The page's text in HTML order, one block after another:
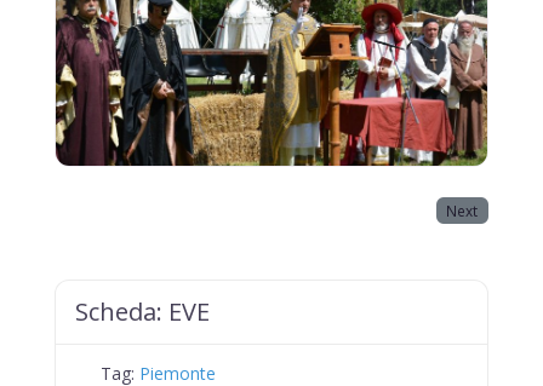
Next
Scheda: EVE
Tag: Piemonte